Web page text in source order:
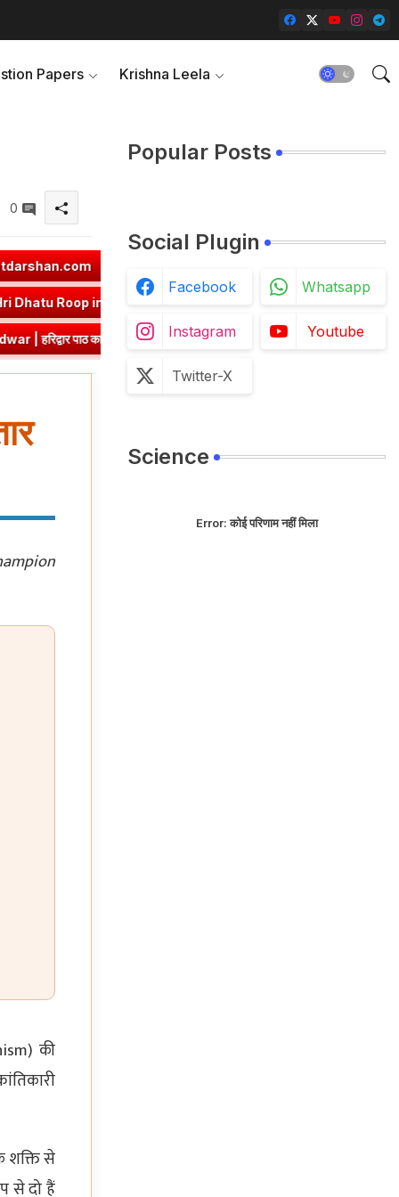
Papers Krishna Leela
0
➤ज्ञा धातु रूप (उभयपदी) - १० लकार, अर्थ एवं व्याकरण | Jna Dhatu Roop in
अर्थ एवं व्याकरण | Hri Dhatu Roop in Sanskrit
एवं प्रश्नोत्तर ➤Class 8 Hindi Malhar Chapter 3 Ek Aashirwad
की
शक्ति से
से दो हैं
Popular Posts
Social Plugin
Facebook Whatsapp
Instagram Youtube
Twitter-X
Science
Error:कोई परिणाम नहीं मिला